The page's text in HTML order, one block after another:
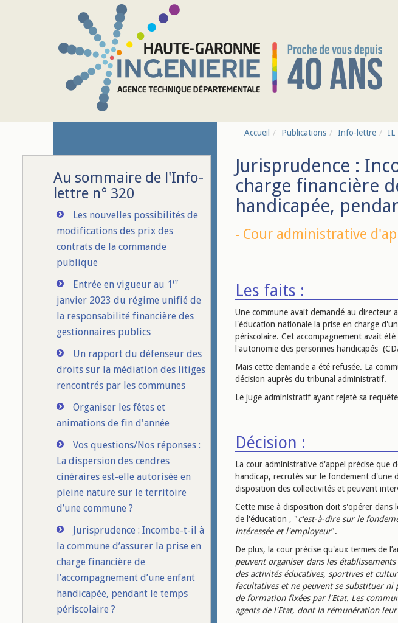
Au sommaire de l'Info-
lettre n° 320
Les nouvelles possibilités de
modifications des prix des
contrats de la commande
publique
Entrée en vigueur au 1 er
janvier 2023 du régime unifié de
la responsabilité financière des
gestionnaires publics
Un rapport du défenseur des
droits sur la médiation des litiges
rencontrés par les communes
Organiser les fêtes et
animations de fin d'année
Vos questions/Nos réponses :
La dispersion des cendres
cinéraires est-elle autorisée en
pleine nature sur le territoire
d’une commune ?
Jurisprudence : Incombe-t-il à
la commune d’assurer la prise en
charge financière de
l’accompagnement d’une enfant
handicapée, pendant le temps
périscolaire ?
Accueil Publications Info-lettre IL
Jurisprudence :
charge financière
handicapée,
- Cour administrative
Les faits :
Une commune avait demandé au directeur
l'éducation nationale la prise en charge
périscolaire. Cet accompagnement avait
l'autonomie des personnes handicapés
Mais cette demande a été refusée. La
décision auprès du tribunal administratif.
Le juge administratif ayant rejeté sa
Décision :
La cour administrative d'appel précise que
handicap, recrutés sur le fondement d'une
disposition des collectivités et peuvent
Cette mise à disposition doit s'opérer dans
de l'éducation , "c'est-à-dire sur le
intéressée et l'employeur".
De plus, la cour précise qu'aux termes de
peuvent organiser dans les
des activités éducatives, sportives et
facultatives et ne peuvent se substituer
de formation fixées par l'Etat. Les
agents de l'Etat, dont la rémunération